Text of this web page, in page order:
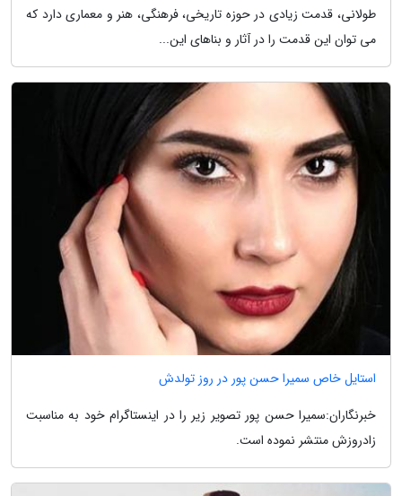
طولانی، قدمت زیادی در حوزه تاریخی، فرهنگی، هنر و معماری دارد که
می توان این قدمت را در آثار و بناهای این...
استایل خاص سمیرا حسن پور در روز تولدش
خبرنگاران:سمیرا حسن پور تصویر زیر را در اینستاگرام خود به مناسبت
زادروزش منتشر نموده است.